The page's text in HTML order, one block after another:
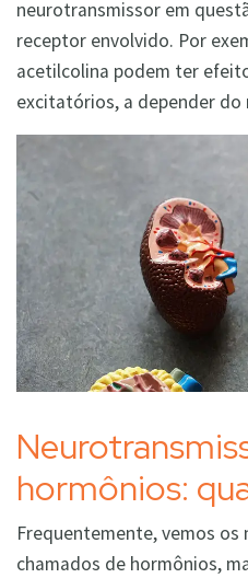
neurotransmissor em
receptor envolvido. Por
acetilcolina podem ter
excitatórios, a depender do
hormônios:
Frequentemente, vemos
chamados de hormônios,